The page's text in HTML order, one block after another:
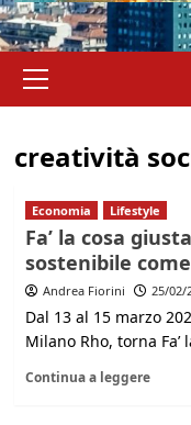
principale
creatività
Economia Lifestyle
Fa’ la cosa
sostenibile
Andrea Fiorini 25/02/
Dal 13 al 15 marzo
Milano Rho, torna Fa’
Continua a leggere